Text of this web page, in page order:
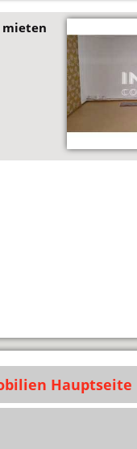
Hauptseite